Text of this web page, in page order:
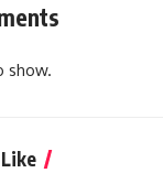
show.